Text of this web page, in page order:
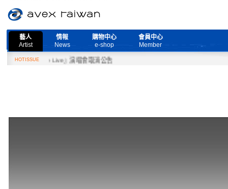
藝人
Artist
情報
News
購物中心
e-shop
會員中心
Member
HOTISSUE
More Live』演唱會取消公告